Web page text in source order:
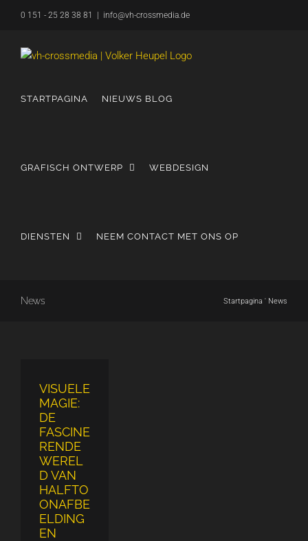
inhoud
0 151 - 25 28 38 81 info@vh-crossmedia.de
STARTPAGINA NIEUWS BLOG
GRAFISCH ONTWERP WEBDESIGN
DIENSTEN NEEM CONTACT MET ONS OP
News Startpagina ' News
VISUELE
MAGIE:
DE
FASCINE
RENDE
WEREL
D VAN
HALFTO
ONAFBE
ELDING
EN